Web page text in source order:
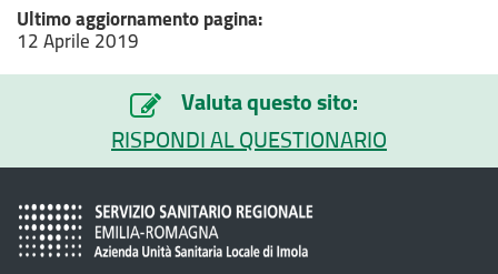
Ultimo aggiornamento pagina:
12 Aprile 2019
Valuta questo sito:
RISPONDI AL QUESTIONARIO